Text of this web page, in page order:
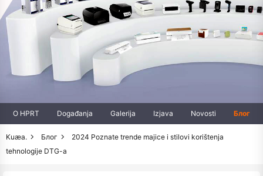
O HPRT Događanja Galerija Izjava Novosti Блог
Kuæa. Блог
2024 Poznate trende majice i stilovi korištenja
tehnologije DTG-a